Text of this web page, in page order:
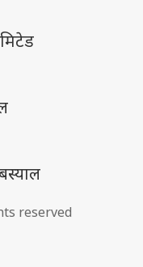
reserved